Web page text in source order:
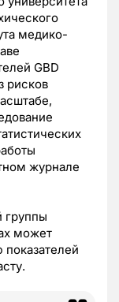
медико-
GBD
рисков
журнале
группы
может